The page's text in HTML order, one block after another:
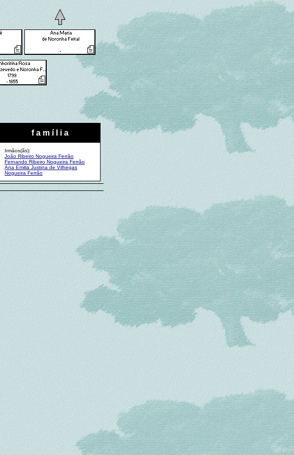
f a m í l i a
Irmãos(ãs):
João Ribeiro Nogueira Ferrão
Fernando Ribeiro Nogueira Ferrão
Ana Emilia Justina de Vilhegas
Nogueira Ferrão